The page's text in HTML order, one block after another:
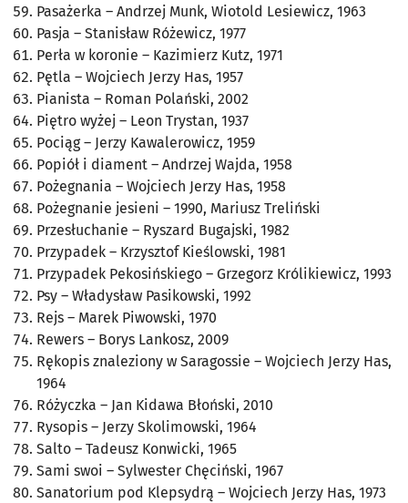
Pasażerka – Andrzej Munk, Wiotold Lesiewicz, 1963
Pasja – Stanisław Różewicz, 1977
Perła w koronie – Kazimierz Kutz, 1971
Pętla – Wojciech Jerzy Has, 1957
Pianista – Roman Polański, 2002
Piętro wyżej – Leon Trystan, 1937
Pociąg– Jerzy Kawalerowicz, 1959
Popiół i diament – Andrzej Wajda, 1958
Pożegnania – Wojciech Jerzy Has, 1958
Pożegnanie jesieni – 1990, Mariusz Treliński
Przesłuchanie – Ryszard Bugajski, 1982
Przypadek – Krzysztof Kieślowski, 1981
Przypadek Pekosińskiego – Grzegorz Królikiewicz, 1993
Psy – Władysław Pasikowski, 1992
Rejs – Marek Piwowski, 1970
Rewers – Borys Lankosz, 2009
Rękopis znaleziony w Saragossie – Wojciech Jerzy Has,
1964
Różyczka – Jan Kidawa Błoński, 2010
Rysopis – Jerzy Skolimowski, 1964
Salto – Tadeusz Konwicki, 1965
Sami swoi – Sylwester Chęciński, 1967
Sanatorium pod Klepsydrą – Wojciech Jerzy Has, 1973